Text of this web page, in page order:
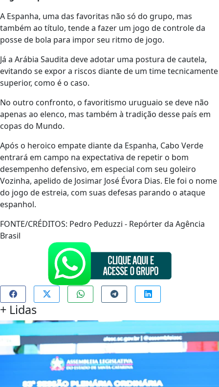
A Espanha, uma das favoritas não só do grupo, mas
também ao título, tende a fazer um jogo de controle da
posse de bola para impor seu ritmo de jogo.
Já a Arábia Saudita deve adotar uma postura de cautela,
evitando se expor a riscos diante de um time tecnicamente
superior, como é o caso.
No outro confronto, o favoritismo uruguaio se deve não
apenas ao elenco, mas também à tradição desse país em
copas do Mundo.
Após o heroico empate diante da Espanha, Cabo Verde
entrará em campo na expectativa de repetir o bom
desempenho defensivo, em especial com seu goleiro
Vozinha, apelido de Josimar José Évora Dias. Ele foi o nome
do jogo de estreia, com suas defesas parando o ataque
espanhol.
FONTE/CRÉDITOS: Pedro Peduzzi - Repórter da Agência
Brasil
+ Lidas